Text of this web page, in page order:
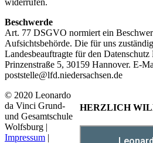
Beschwerde
Art. 77 DSGVO normiert ein
Aufsichtsbehörde. Die für uns
Landesbeauftragte für den Datenschutz
Prinzenstraße 5, 30159 Hannover. E-
poststelle@lfd.niedersachsen.de
HERZLICH
© 2020 Leonardo
da Vinci Grund-
und Gesamtschule
Wolfsburg |
Impressum |